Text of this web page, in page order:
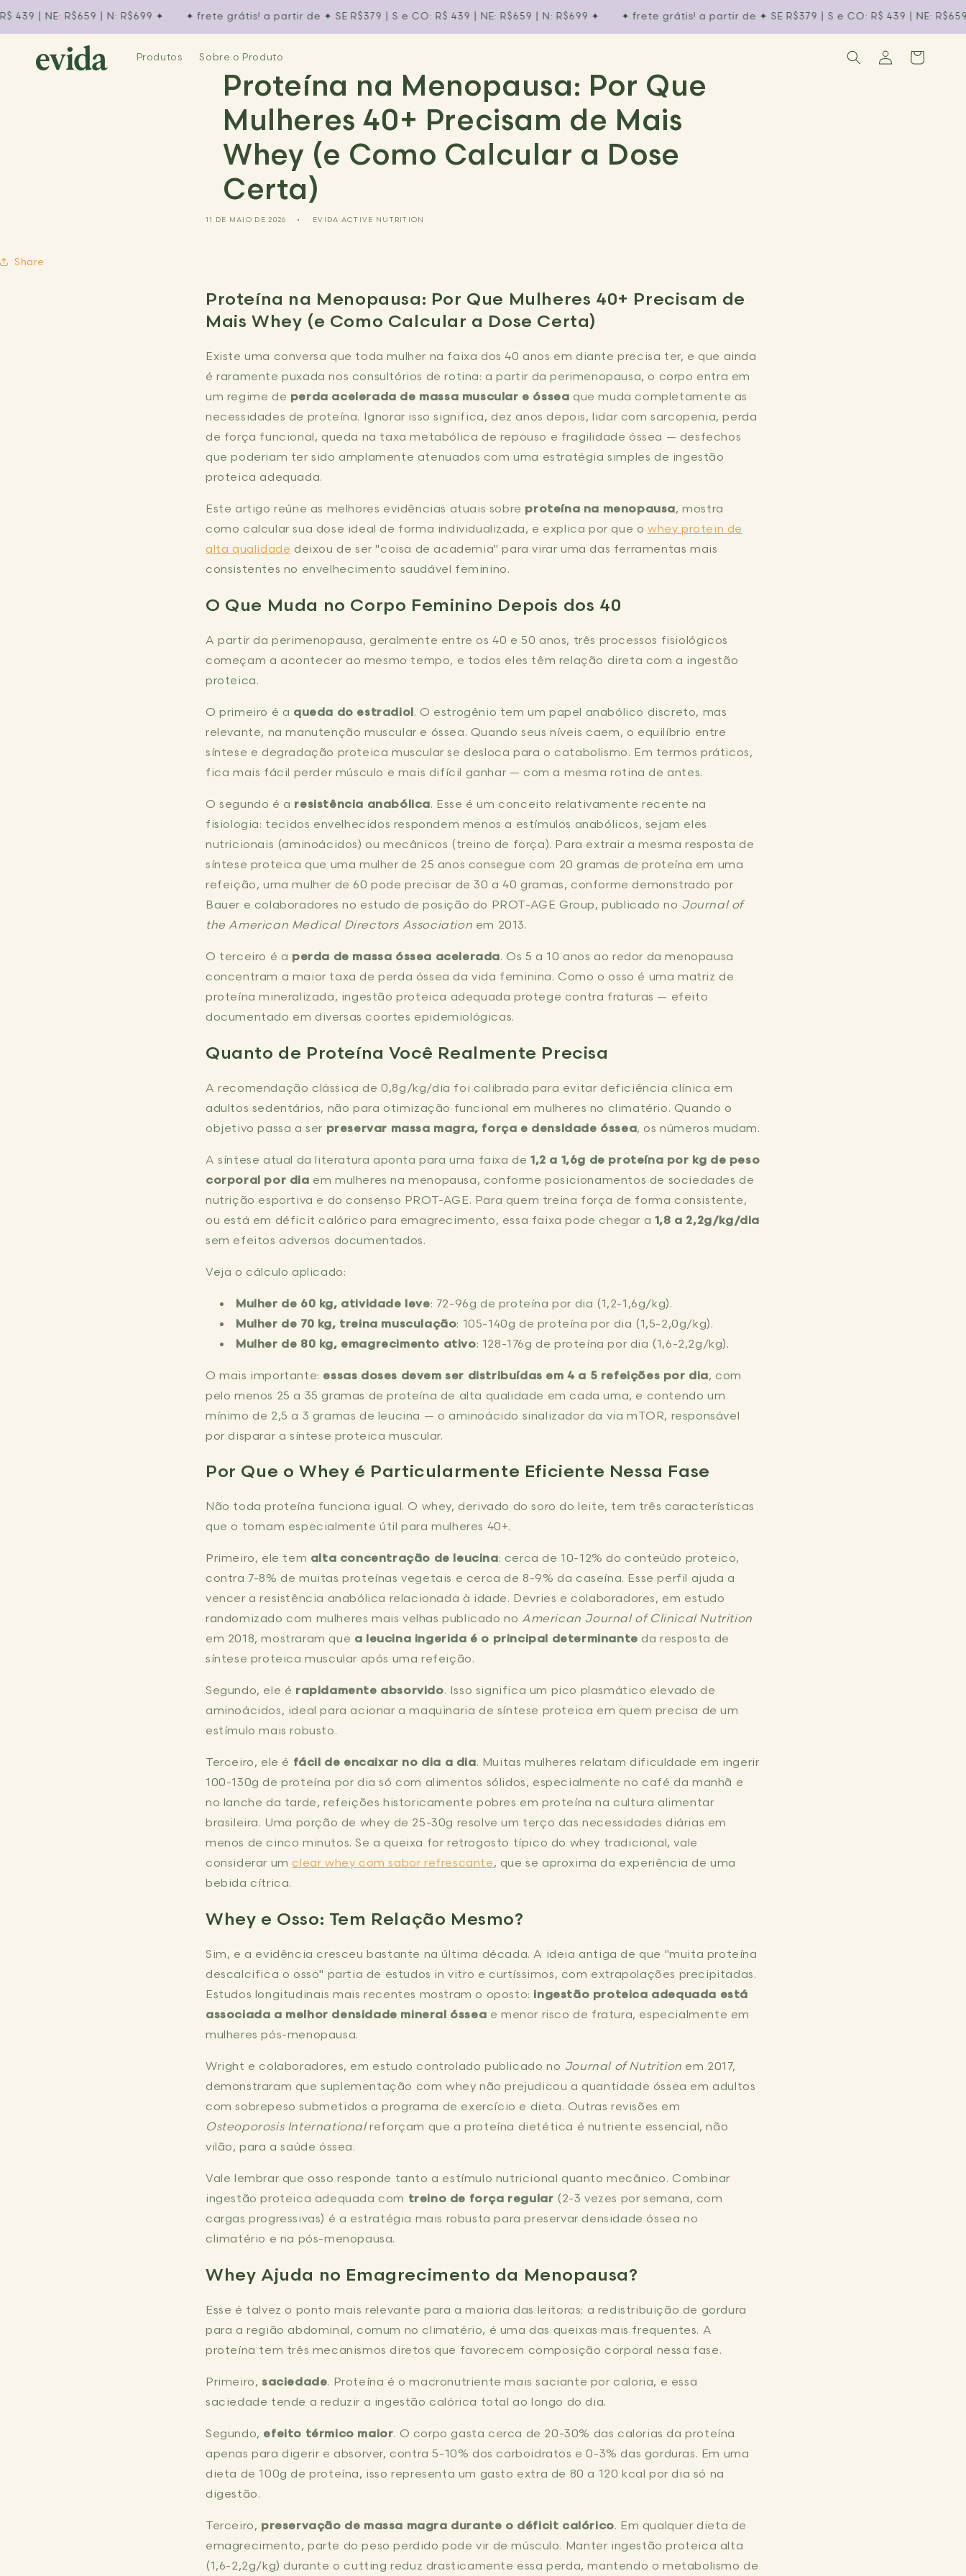
para o
R$659 | N: R$699 ✦︎ ✦︎ frete grátis! a partir de ✦︎ SE R$379 | S e CO: R$ 439 | NE: R$659 | N: R$699 ✦︎ ✦︎ frete grátis! a partir de ✦︎ SE R$379 | S e CO: R$ 439 | NE: R$659 | N:
Produtos Sobre o Produto
Fazer
login
Carrinho
Proteína na Menopausa: Por Que
Mulheres 40+ Precisam de Mais
Whey (e Como Calcular a Dose
Certa)
11 DE MAIO DE 2026 EVIDA ACTIVE NUTRITION
Share
Proteína na Menopausa: Por Que Mulheres 40+ Precisam de
Mais Whey (e Como Calcular a Dose Certa)
Existe uma conversa que toda mulher na faixa dos 40 anos em diante precisa ter, e que ainda
é raramente puxada nos consultórios de rotina: a partir da perimenopausa, o corpo entra em
um regime de perda acelerada de massa muscular e óssea que muda completamente as
necessidades de proteína. Ignorar isso significa, dez anos depois, lidar com sarcopenia, perda
de força funcional, queda na taxa metabólica de repouso e fragilidade óssea — desfechos
que poderiam ter sido amplamente atenuados com uma estratégia simples de ingestão
proteica adequada.
Este artigo reúne as melhores evidências atuais sobre proteína na menopausa, mostra
como calcular sua dose ideal de forma individualizada, e explica por que o whey protein de
alta qualidade deixou de ser "coisa de academia" para virar uma das ferramentas mais
consistentes no envelhecimento saudável feminino.
O Que Muda no Corpo Feminino Depois dos 40
A partir da perimenopausa, geralmente entre os 40 e 50 anos, três processos fisiológicos
começam a acontecer ao mesmo tempo, e todos eles têm relação direta com a ingestão
proteica.
O primeiro é a queda do estradiol. O estrogênio tem um papel anabólico discreto, mas
relevante, na manutenção muscular e óssea. Quando seus níveis caem, o equilíbrio entre
síntese e degradação proteica muscular se desloca para o catabolismo. Em termos práticos,
fica mais fácil perder músculo e mais difícil ganhar — com a mesma rotina de antes.
O segundo é a resistência anabólica. Esse é um conceito relativamente recente na
fisiologia: tecidos envelhecidos respondem menos a estímulos anabólicos, sejam eles
nutricionais (aminoácidos) ou mecânicos (treino de força). Para extrair a mesma resposta de
síntese proteica que uma mulher de 25 anos consegue com 20 gramas de proteína em uma
refeição, uma mulher de 60 pode precisar de 30 a 40 gramas, conforme demonstrado por
Bauer e colaboradores no estudo de posição do PROT-AGE Group, publicado no Journal of
the American Medical Directors Association em 2013.
O terceiro é a perda de massa óssea acelerada. Os 5 a 10 anos ao redor da menopausa
concentram a maior taxa de perda óssea da vida feminina. Como o osso é uma matriz de
proteína mineralizada, ingestão proteica adequada protege contra fraturas — efeito
documentado em diversas coortes epidemiológicas.
Quanto de Proteína Você Realmente Precisa
A recomendação clássica de 0,8g/kg/dia foi calibrada para evitar deficiência clínica em
adultos sedentários, não para otimização funcional em mulheres no climatério. Quando o
objetivo passa a ser preservar massa magra, força e densidade óssea, os números mudam.
A síntese atual da literatura aponta para uma faixa de 1,2 a 1,6g de proteína por kg de peso
corporal por dia em mulheres na menopausa, conforme posicionamentos de sociedades de
nutrição esportiva e do consenso PROT-AGE. Para quem treina força de forma consistente,
ou está em déficit calórico para emagrecimento, essa faixa pode chegar a 1,8 a 2,2g/kg/dia
sem efeitos adversos documentados.
Veja o cálculo aplicado:
Mulher de 60 kg, atividade leve: 72-96g de proteína por dia (1,2-1,6g/kg).
Mulher de 70 kg, treina musculação: 105-140g de proteína por dia (1,5-2,0g/kg).
Mulher de 80 kg, emagrecimento ativo: 128-176g de proteína por dia (1,6-2,2g/kg).
O mais importante: essas doses devem ser distribuídas em 4 a 5 refeições por dia, com
pelo menos 25 a 35 gramas de proteína de alta qualidade em cada uma, e contendo um
mínimo de 2,5 a 3 gramas de leucina — o aminoácido sinalizador da via mTOR, responsável
por disparar a síntese proteica muscular.
Por Que o Whey é Particularmente Eficiente Nessa Fase
Não toda proteína funciona igual. O whey, derivado do soro do leite, tem três características
que o tornam especialmente útil para mulheres 40+.
Primeiro, ele tem alta concentração de leucina: cerca de 10-12% do conteúdo proteico,
contra 7-8% de muitas proteínas vegetais e cerca de 8-9% da caseína. Esse perfil ajuda a
vencer a resistência anabólica relacionada à idade. Devries e colaboradores, em estudo
randomizado com mulheres mais velhas publicado noAmerican Journal of Clinical Nutrition
em 2018, mostraram que a leucina ingerida é o principal determinante da resposta de
síntese proteica muscular após uma refeição.
Segundo, ele é rapidamente absorvido. Isso significa um pico plasmático elevado de
aminoácidos, ideal para acionar a maquinaria de síntese proteica em quem precisa de um
estímulo mais robusto.
Terceiro, ele é fácil de encaixar no dia a dia. Muitas mulheres relatam dificuldade em ingerir
100-130g de proteína por dia só com alimentos sólidos, especialmente no café da manhã e
no lanche da tarde, refeições historicamente pobres em proteína na cultura alimentar
brasileira. Uma porção de whey de 25-30g resolve um terço das necessidades diárias em
menos de cinco minutos. Se a queixa for retrogosto típico do whey tradicional, vale
considerar umclear whey com sabor refrescante, que se aproxima da experiência de uma
bebida cítrica.
Whey e Osso: Tem Relação Mesmo?
Sim, e a evidência cresceu bastante na última década. A ideia antiga de que "muita proteína
descalcifica o osso" partia de estudos in vitro e curtíssimos, com extrapolações precipitadas.
Estudos longitudinais mais recentes mostram o oposto: ingestão proteica adequada está
associada a melhor densidade mineral óssea e menor risco de fratura, especialmente em
mulheres pós-menopausa.
Wright e colaboradores, em estudo controlado publicado no Journal of Nutrition em 2017,
demonstraram que suplementação com whey não prejudicou a quantidade óssea em adultos
com sobrepeso submetidos a programa de exercício e dieta. Outras revisões em
Osteoporosis Internationalreforçam que a proteína dietética é nutriente essencial, não
vilão, para a saúde óssea.
Vale lembrar que osso responde tanto a estímulo nutricional quanto mecânico. Combinar
ingestão proteica adequada com treino de força regular (2-3 vezes por semana, com
cargas progressivas) é a estratégia mais robusta para preservar densidade óssea no
climatério e na pós-menopausa.
Whey Ajuda no Emagrecimento da Menopausa?
Esse é talvez o ponto mais relevante para a maioria das leitoras: a redistribuição de gordura
para a região abdominal, comum no climatério, é uma das queixas mais frequentes. A
proteína tem três mecanismos diretos que favorecem composição corporal nessa fase.
Primeiro, saciedade. Proteína é o macronutriente mais saciante por caloria, e essa
saciedade tende a reduzir a ingestão calórica total ao longo do dia.
Segundo, efeito térmico maior. O corpo gasta cerca de 20-30% das calorias da proteína
apenas para digerir e absorver, contra 5-10% dos carboidratos e 0-3% das gorduras. Em uma
dieta de 100g de proteína, isso representa um gasto extra de 80 a 120 kcal por dia só na
digestão.
Terceiro, preservação de massa magra durante o déficit calórico. Em qualquer dieta de
emagrecimento, parte do peso perdido pode vir de músculo. Manter ingestão proteica alta
(1,6-2,2g/kg) durante o cutting reduz drasticamente essa perda, mantendo o metabolismo de